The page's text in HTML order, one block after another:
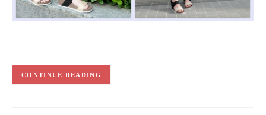
CONTINUE READING